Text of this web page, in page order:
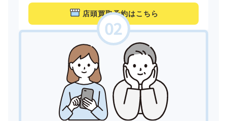
店頭買取予約はこちら